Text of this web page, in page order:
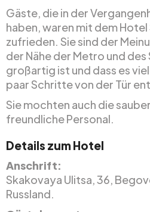
Gäste, die in der
haben, waren mit dem Hotel
zufrieden. Sie sind der
der Nähe der Metro und
großartig ist und dass es
paar Schritte von der Tür
Sie mochten auch die
freundliche Personal.
Details zum Hotel
Anschrift:
Skakovaya Ulitsa, 36,
Russland.